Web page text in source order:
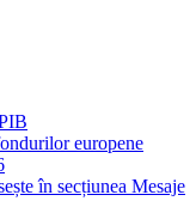
europene
în secțiunea Mesaje